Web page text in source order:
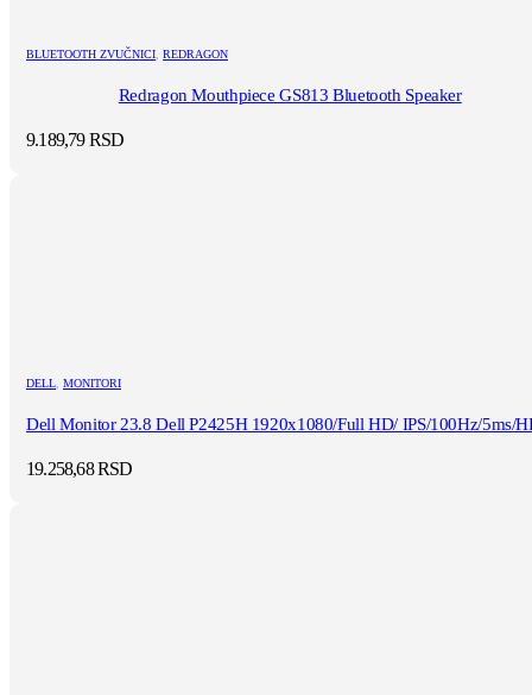
BLUETOOTH ZVUČNICI REDRAGON
Redragon Mouthpiece GS813 Bluetooth Speaker
9.189,79RSD
DELL MONITORI
Dell Monitor 23.8 Dell P2425H 1920x1080/Full HD/ IPS/100Hz/5ms/
19.258,68RSD